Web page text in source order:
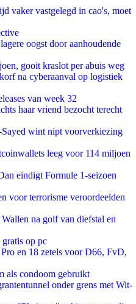
vaker vastgelegd in cao's, moet
oogst door aanhoudende
gooit kraslot per abuis weg
na cyberaanval op logistiek
van week 32
haar vriend bezocht terecht
wint nipt voorverkiezing
leeg voor 114 miljoen
eindigt Formule 1-seizoen
voor terrorisme veroordeelden
na golf van diefstal en
op pc
en 18 zetels voor D66, FvD,
als condoom gebruikt
onder grens met Wit-